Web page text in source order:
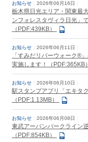
お知らせ 2026年06月16日
栃木県日光エリア・関東最
ンフォレスタヴィラ日光」
（PDF:439KB）
お知らせ 2026年06月11日
「すみだリバーウォーク®
実施します！（PDF:365KB
お知らせ 2026年06月10日
駅スタンプアプリ「エキタ
（PDF:1.13MB）
お知らせ 2026年06月08日
東武アーバンパークライン
（PDF:854KB）